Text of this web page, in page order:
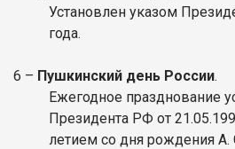
Установлен указом
года.
6 – Пушкинский день России.
Ежегодное празднование
Президента РФ от
летием со дня рождения А.